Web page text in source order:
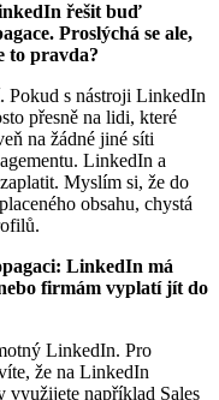
řešit buď
Proslýchá se ale,
to pravda?
Pokud s nástroji LinkedIn
přesně na lidi, které
na žádné jiné síti
LinkedIn a
Myslím si, že do
obsahu, chystá
LinkedIn má
firmám vyplatí jít do
LinkedIn. Pro
že na LinkedIn
využijete například Sales